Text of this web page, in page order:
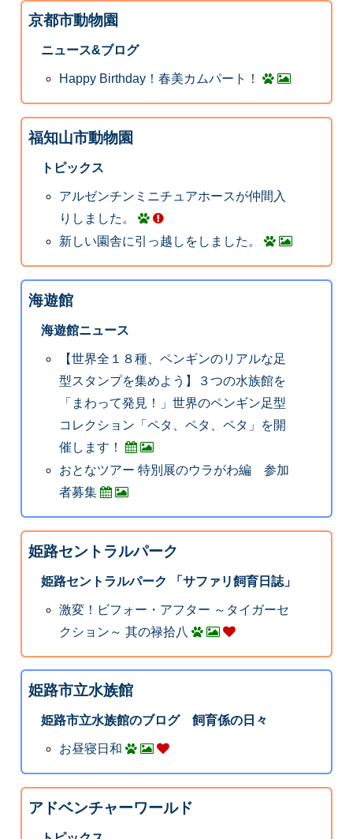
京都市動物園
ニュース&ブログ
Happy Birthday！春美カムパート！
福知山市動物園
トピックス
アルゼンチンミニチュアホースが仲間入
りしました。
新しい園舎に引っ越しをしました。
海遊館
海遊館ニュース
【世界全１８種、ペンギンのリアルな足
型スタンプを集めよう】３つの水族館を
「まわって発見！」世界のペンギン足型
コレクション「ペタ、ペタ、ペタ」を開
催します！
おとなツアー 特別展のウラがわ編 参加
者募集
姫路セントラルパーク
姫路セントラルパーク 「サファリ飼育日誌」
激変！ビフォー・アフター ～タイガーセ
クション～ 其の禄拾八
姫路市立水族館
姫路市立水族館のブログ 飼育係の日々
お昼寝日和
アドベンチャーワールド